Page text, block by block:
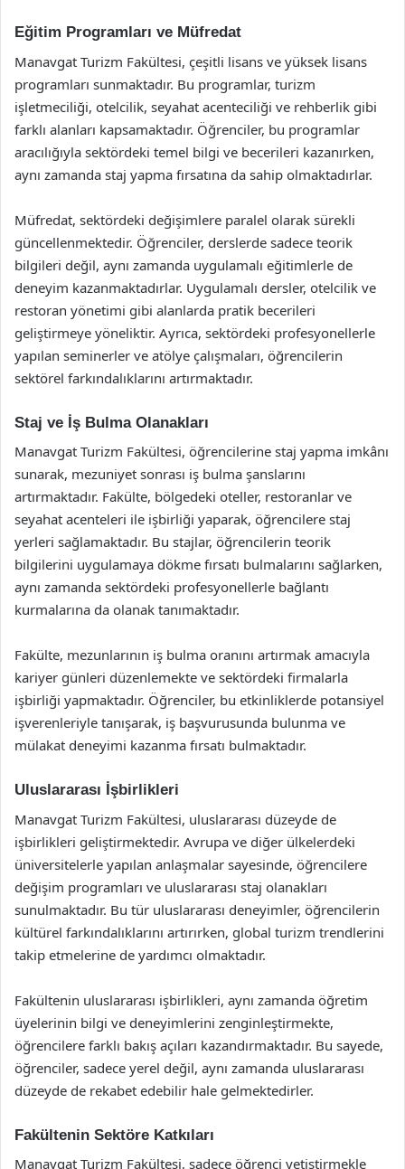
Eğitim Programları ve Müfredat
Manavgat Turizm Fakültesi, çeşitli lisans ve yüksek lisans
programları sunmaktadır. Bu programlar, turizm
işletmeciliği, otelcilik, seyahat acenteciliği ve rehberlik gibi
farklı alanları kapsamaktadır. Öğrenciler, bu programlar
aracılığıyla sektördeki temel bilgi ve becerileri kazanırken,
aynı zamanda staj yapma fırsatına da sahip olmaktadırlar.
Müfredat, sektördeki değişimlere paralel olarak sürekli
güncellenmektedir. Öğrenciler, derslerde sadece teorik
bilgileri değil, aynı zamanda uygulamalı eğitimlerle de
deneyim kazanmaktadırlar. Uygulamalı dersler, otelcilik ve
restoran yönetimi gibi alanlarda pratik becerileri
geliştirmeye yöneliktir. Ayrıca, sektördeki profesyonellerle
yapılan seminerler ve atölye çalışmaları, öğrencilerin
sektörel farkındalıklarını artırmaktadır.
Staj ve İş Bulma Olanakları
Manavgat Turizm Fakültesi, öğrencilerine staj yapma imkânı
sunarak, mezuniyet sonrası iş bulma şanslarını
artırmaktadır. Fakülte, bölgedeki oteller, restoranlar ve
seyahat acenteleri ile işbirliği yaparak, öğrencilere staj
yerleri sağlamaktadır. Bu stajlar, öğrencilerin teorik
bilgilerini uygulamaya dökme fırsatı bulmalarını sağlarken,
aynı zamanda sektördeki profesyonellerle bağlantı
kurmalarına da olanak tanımaktadır.
Fakülte, mezunlarının iş bulma oranını artırmak amacıyla
kariyer günleri düzenlemekte ve sektördeki firmalarla
işbirliği yapmaktadır. Öğrenciler, bu etkinliklerde potansiyel
işverenleriyle tanışarak, iş başvurusunda bulunma ve
mülakat deneyimi kazanma fırsatı bulmaktadır.
Uluslararası İşbirlikleri
Manavgat Turizm Fakültesi, uluslararası düzeyde de
işbirlikleri geliştirmektedir. Avrupa ve diğer ülkelerdeki
üniversitelerle yapılan anlaşmalar sayesinde, öğrencilere
değişim programları ve uluslararası staj olanakları
sunulmaktadır. Bu tür uluslararası deneyimler, öğrencilerin
kültürel farkındalıklarını artırırken, global turizm trendlerini
takip etmelerine de yardımcı olmaktadır.
Fakültenin uluslararası işbirlikleri, aynı zamanda öğretim
üyelerinin bilgi ve deneyimlerini zenginleştirmekte,
öğrencilere farklı bakış açıları kazandırmaktadır. Bu sayede,
öğrenciler, sadece yerel değil, aynı zamanda uluslararası
düzeyde de rekabet edebilir hale gelmektedirler.
Fakültenin Sektöre Katkıları
Manavgat Turizm Fakültesi, sadece öğrenci yetiştirmekle